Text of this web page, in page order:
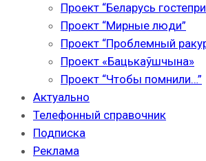
Проект “Беларусь
Проект “Мирные люди”
Проект “Проблемный
Проект «Бацькаўшчына»
Проект “Чтобы помнили…”
Актуально
Телефонный справочник
Подписка
Реклама